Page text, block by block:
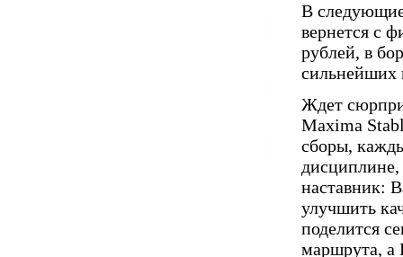
В
вернется с
рублей, в
сильнейших
Ждет
Maxima
сборы,
дисциплине,
наставник:
улучшить
поделится
маршрута, а